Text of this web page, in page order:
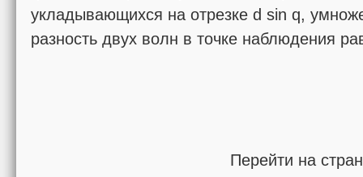
укладывающихся на отрезке d sin q,
разность двух волн в точке наблюдения
Перейти на